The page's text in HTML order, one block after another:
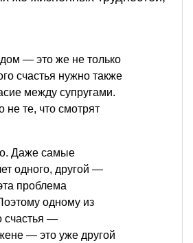
— это же не только
счастья нужно также
между супругами.
те, что смотрят
Даже самые
одного, другой —
проблема
одному из
счастья —
— это уже другой